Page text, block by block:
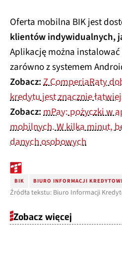
Oferta mobilna BIK jest
klientów indywidualnych,
Aplikację można
zarówno z systemem
Zobacz:Z ComperiaRaty
kredytu jest znacznie
Zobacz:mPay: pożyczki w
mobilnych. W kilka minut,
danych osobowych
BIK BIURO INFORMACJI
Źródła tekstu: Biuro Informacji
Zobacz więcej